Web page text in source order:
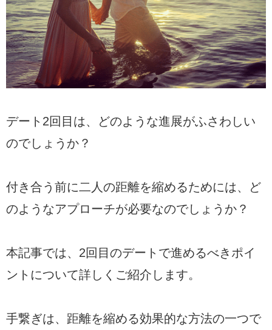
デート2回目は、どのような進展がふさわしい
のでしょうか？
付き合う前に二人の距離を縮めるためには、ど
のようなアプローチが必要なのでしょうか？
本記事では、2回目のデートで進めるべきポイ
ントについて詳しくご紹介します。
手繋ぎは、距離を縮める効果的な方法の一つで